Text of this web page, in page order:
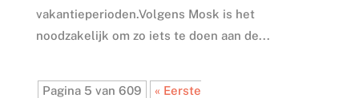
vakantieperioden.Volgens Mosk is het
noodzakelijk om zo iets te doen aan de...
Pagina 5 van 609
« Eerste